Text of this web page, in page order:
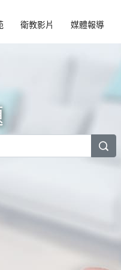
衛教影片 媒體報導